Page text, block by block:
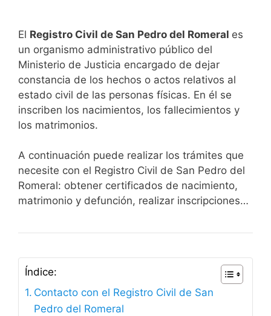
El Registro Civil de San Pedro del Romeral es
un organismo administrativo público del
Ministerio de Justicia encargado de dejar
constancia de los hechos o actos relativos al
estado civil de las personas físicas. En él se
inscriben los nacimientos, los fallecimientos y
los matrimonios.
A continuación puede realizar los trámites que
necesite con el Registro Civil de San Pedro del
Romeral: obtener certificados de nacimiento,
matrimonio y defunción, realizar inscripciones…
Índice:
Contacto con el Registro Civil de San
Pedro del Romeral